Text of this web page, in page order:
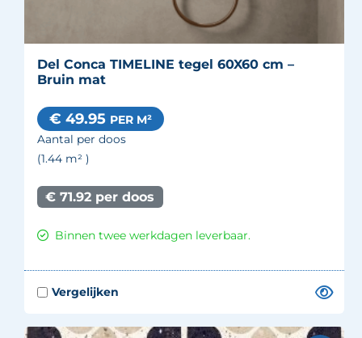
Del Conca TIMELINE tegel 60X60 cm –
Bruin mat
€ 49.95 PER M²
Aantal per doos
(1.44 m² )
€ 71.92 per doos
Binnen twee werkdagen leverbaar.